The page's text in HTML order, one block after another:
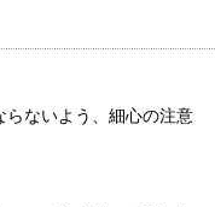
ないよう、細心の注意